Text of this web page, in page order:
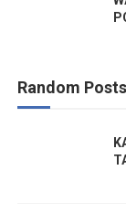
Random Posts